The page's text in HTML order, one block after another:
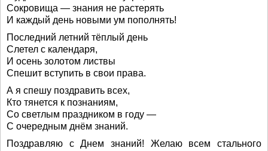
Сокровища — знания не растерять
И каждый день новыми ум пополнять!
Последний летний тёплый день
Слетел с календаря,
И осень золотом листвы
Спешит вступить в свои права.
А я спешу поздравить всех,
Кто тянется к познаниям,
Со светлым праздником в году —
С очередным днём знаний.
Поздравляю с Днем знаний! Желаю всем стального